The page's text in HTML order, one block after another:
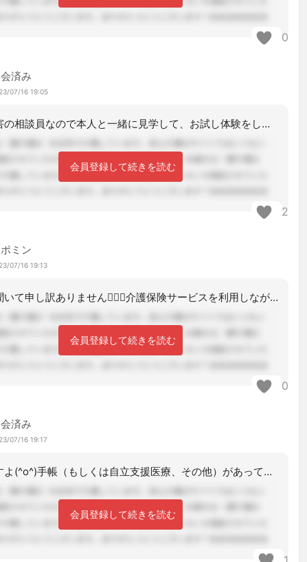
0
済み
07/16 19:05
私は障害の相談員なので本人と一緒に見学して、お試し体験をして、話し合って本人に決
会員登録して続きを読む
2
ミン
07/16 19:13
何度も聞いて申し訳ありません🙇🏻‍♀️介護保険サービスを利用しながら就労継続支援
会員登録して続きを読む
0
済み
07/16 19:17
可能ですよ(^o^)手帳（もしくは自立支援医療、その他）があって、働ける健康状態
会員登録して続きを読む